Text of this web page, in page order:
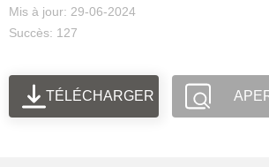
Mis à jour: 29-06-2024
Succès: 127
TÉLÉCHARGER